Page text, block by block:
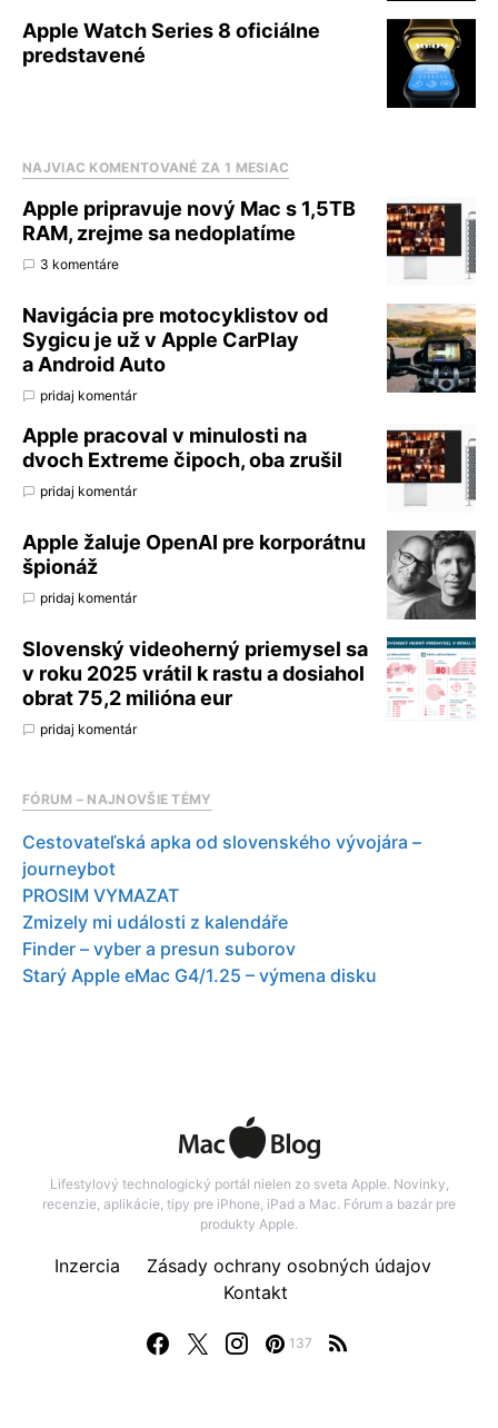
Apple Watch Series 8 oficiálne
predstavené
NAJVIAC KOMENTOVANÉ ZA 1 MESIAC
Apple pripravuje nový Mac s 1,5TB
RAM, zrejme sa nedoplatíme
3 komentáre
Navigácia pre motocyklistov od
Sygicu je už v Apple CarPlay
a Android Auto
pridaj komentár
Apple pracoval v minulosti na
dvoch Extreme čipoch, oba zrušil
pridaj komentár
Apple žaluje OpenAI pre korporátnu
špionáž
pridaj komentár
Slovenský videoherný priemysel sa
v roku 2025 vrátil k rastu a dosiahol
obrat 75,2 milióna eur
pridaj komentár
FÓRUM – NAJNOVŠIE TÉMY
Cestovateľská apka od slovenského vývojára –
journeybot
PROSIM VYMAZAT
Zmizely mi události z kalendáře
Finder – vyber a presun suborov
Starý Apple eMac G4/1.25 – výmena disku
Lifestylový technologický portál nielen zo sveta Apple. Novinky,
recenzie, aplikácie, tipy pre iPhone, iPad a Mac. Fórum a bazár pre
produkty Apple.
137
Inzercia
Zásady ochrany osobných údajov
Kontakt